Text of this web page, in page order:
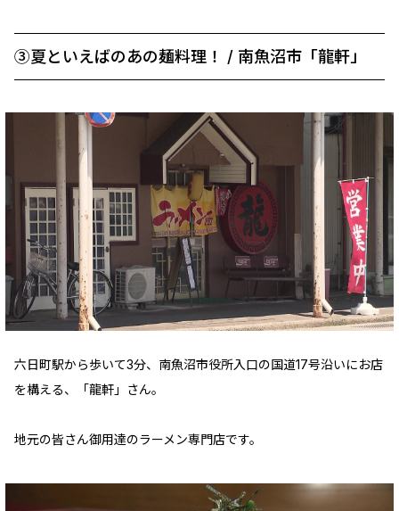
③夏といえばのあの麺料理！ / 南魚沼市「龍軒」
六日町駅から歩いて3分、南魚沼市役所入口の国道17号沿いにお店
を構える、「龍軒」さん。
地元の皆さん御用達のラーメン専門店です。